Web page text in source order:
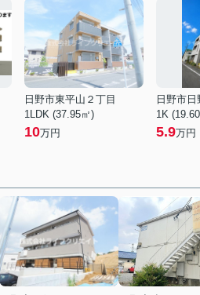
日野市東平山２丁目
1LDK (37.95㎡)
10万円
日野市日
1K
5.9万円